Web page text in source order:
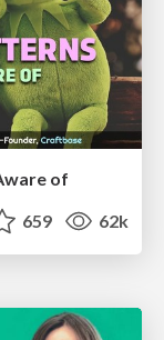
of
659 62k